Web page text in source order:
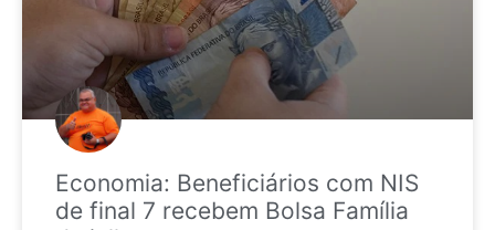
Economia: Beneficiários com NIS
de final 7 recebem Bolsa Família